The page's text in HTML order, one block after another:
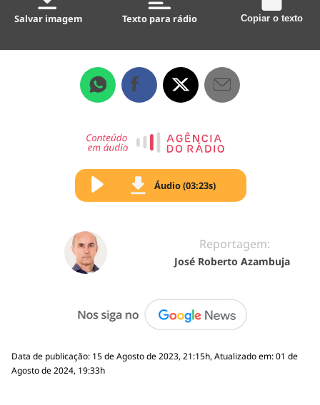
Salvar imagem Texto para rádio Copiar o texto
Áudio (03:23s)
Reportagem:
José Roberto Azambuja
Data de publicação: 15 de Agosto de 2023, 21:15h, Atualizado em: 01 de
Agosto de 2024, 19:33h